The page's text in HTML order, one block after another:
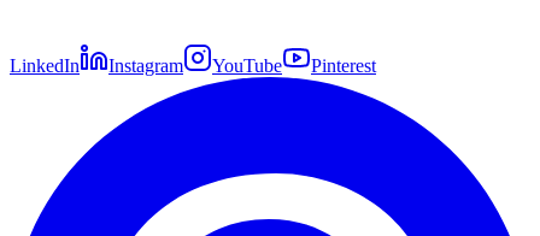
LinkedIn Instagram YouTube Pinterest